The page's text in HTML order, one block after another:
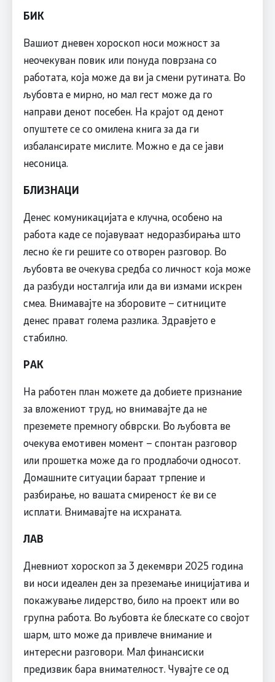
БИК
Вашиот дневен хороскоп носи можност за
неочекуван повик или понуда поврзана со
работата, која може да ви ја смени рутината. Во
љубовта е мирно, но мал гест може да го
направи денот посебен. На крајот од денот
опуштете се со омилена книга за да ги
избалансирате мислите. Можно е да се јави
несоница.
БЛИЗНАЦИ
Денес комуникацијата е клучна, особено на
работа каде се појавуваат недоразбирања што
лесно ќе ги решите со отворен разговор. Во
љубовта ве очекува средба со личност која може
да разбуди носталгија или да ви измами искрен
смеа. Внимавајте на зборовите – ситниците
денес прават голема разлика. Здравјето е
стабилно.
РАК
На работен план можете да добиете признание
за вложениот труд, но внимавајте да не
преземете премногу обврски. Во љубовта ве
очекува емотивен момент – спонтан разговор
или прошетка може да го продлабочи односот.
Домашните ситуации бараат трпение и
разбирање, но вашата смиреност ќе ви се
исплати. Внимавајте на исхраната.
ЛАВ
Дневниот хороскоп за 3 декември 2025 година
ви носи идеален ден за преземање иницијатива и
покажување лидерство, било на проект или во
групна работа. Во љубовта ќе блескате со својот
шарм, што може да привлече внимание и
интересни разговори. Мал финансиски
предизвик бара внимателност. Чувајте се од